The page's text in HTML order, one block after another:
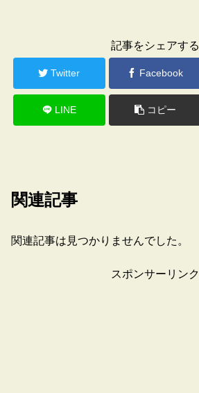
記事をシェアする
Twitter Facebook
LINE コピー
関連記事
関連記事は見つかりませんでした。
スポンサーリンク